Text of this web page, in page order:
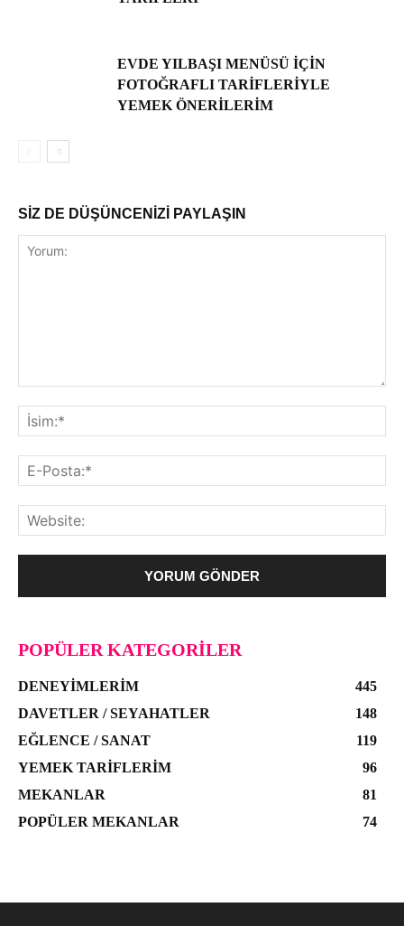
EVDE YILBAŞI MENÜSÜ IÇIN
FOTOĞRAFLI TARIFLERIYLE
YEMEK ÖNERILERIM
SİZ DE DÜŞÜNCENİZİ PAYLAŞIN
POPÜLER KATEGORILER
DENEYIMLERIM
445
DAVETLER / SEYAHATLER
148
EĞLENCE / SANAT
119
YEMEK TARIFLERIM
96
MEKANLAR
81
POPÜLER MEKANLAR
74